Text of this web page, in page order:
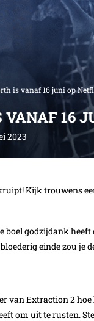
is vanaf 16 juni op
16
2023
Kijk trouwens
boel godzijdank heeft
einde zou je
van Extraction 2
om uit te rusten.